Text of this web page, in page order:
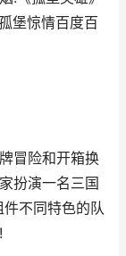
堡惊情百度百
冒险和开箱换
扮演一名三国
不同特色的队